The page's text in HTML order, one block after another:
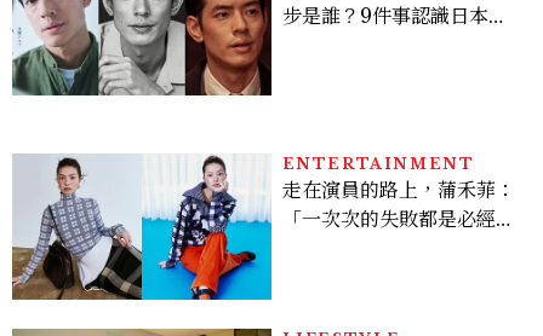
步是誰？9件事認識日本
ENTERTAINMENT
走在演員的路上，蒲禾菲：
「一次次的失敗都是必經過